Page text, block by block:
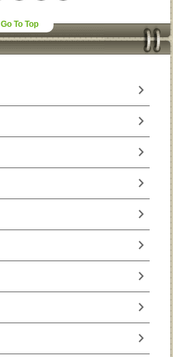
Go To Top
chevron_right
chevron_right
chevron_right
chevron_right
chevron_right
chevron_right
chevron_right
chevron_right
chevron_right